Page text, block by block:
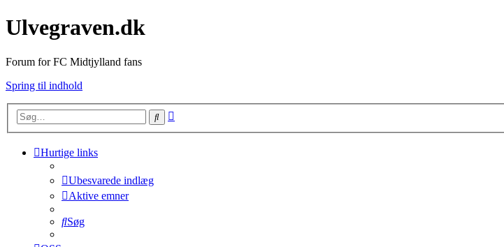
Ulvegraven.dk
Forum for FC Midtjylland fans
Spring til indhold
Søg
Hurtige links
Ubesvarede indlæg
Aktive emner
Søg